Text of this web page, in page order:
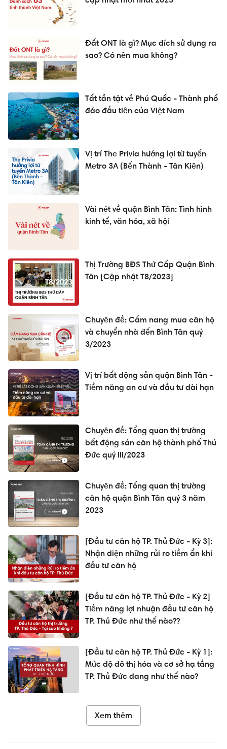
Đất ONT là gì? Mục đích sử dụng ra
sao? Có nên mua không?
Tất tần tật về Phú Quốc - Thành phố
đảo đầu tiên của Việt Nam
Vị trí The Privia hưởng lợi từ tuyến
Metro 3A (Bến Thành - Tân Kiên)
Vài nét về quận Bình Tân: Tình hình
kinh tế, văn hóa, xã hội
Thị Trường BĐS Thứ Cấp Quận Bình
Tân [Cập nhật T8/2023]
Chuyên đề: Cẩm nang mua căn hộ
và chuyển nhà đến Bình Tân quý
3/2023
Vị trí bất động sản quận Bình Tân -
Tiềm năng an cư và đầu tư dài hạn
Chuyên đề: Tổng quan thị trường
bất động sản căn hộ thành phố Thủ
Đức quý III/2023
Chuyên đề: Tổng quan thị trường
căn hộ quận Bình Tân quý 3 năm
2023
[Đầu tư căn hộ TP. Thủ Đức - Kỳ 3]:
Nhận diện những rủi ro tiềm ẩn khi
đầu tư căn hộ
[Đầu tư căn hộ TP. Thủ Đức - Kỳ 2]
Tiềm năng lợi nhuận đầu tư căn hộ
TP. Thủ Đức như thế nào??
[Đầu tư căn hộ TP. Thủ Đức - Kỳ 1]:
Mức độ đô thị hóa và cơ sở hạ tầng
TP. Thủ Đức đang như thế nào?
Xem thêm